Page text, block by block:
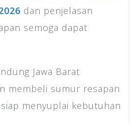
dan penjelasan
semoga dapat
Jawa Barat
membeli sumur resapan
menyuplai kebutuhan